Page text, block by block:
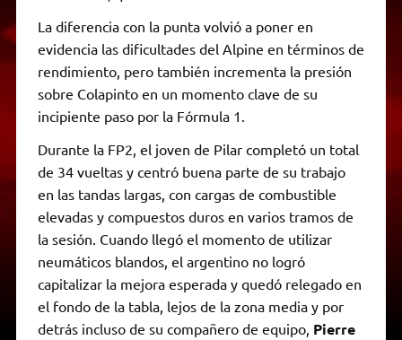
La diferencia con la punta volvió a poner en
evidencia las dificultades del Alpine en términos de
rendimiento, pero también incrementa la presión
sobre Colapinto en un momento clave de su
incipiente paso por la Fórmula 1.
Durante la FP2, el joven de Pilar completó un total
de 34 vueltas y centró buena parte de su trabajo
en las tandas largas, con cargas de combustible
elevadas y compuestos duros en varios tramos de
la sesión. Cuando llegó el momento de utilizar
neumáticos blandos, el argentino no logró
capitalizar la mejora esperada y quedó relegado en
el fondo de la tabla, lejos de la zona media y por
detrás incluso de su compañero de equipo, Pierre